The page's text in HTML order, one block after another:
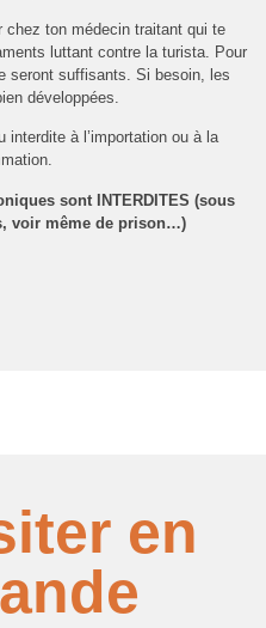
chez ton médecin traitant qui te
luttant contre la turista. Pour
seront suffisants. Si besoin, les
développées.
interdite à l’importation ou à la
sont INTERDITES (sous
voir même de prison…)
en